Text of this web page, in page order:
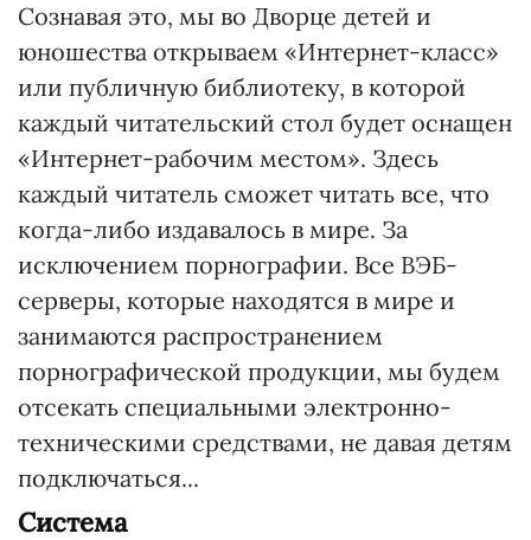
Сознавая это, мы во Дворце детей и
юношества открываем «Интернет-класс»
или публичную библиотеку, в которой
каждый читательский стол будет оснащен
«Интернет-рабочим местом». Здесь
каждый читатель сможет читать все, что
когда-либо издавалось в мире. За
исключением порнографии. Все ВЭБ-
серверы, которые находятся в мире и
занимаются распространением
порнографической продукции, мы будем
отсекать специальными электронно-
техническими средствами, не давая детям
подключаться...
Система